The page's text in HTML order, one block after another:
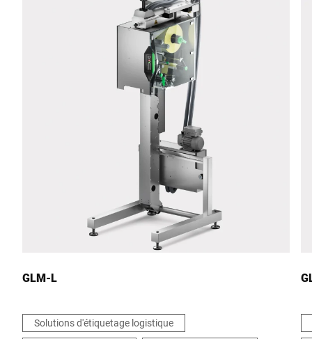
Votre demande *
GLM-L
Solutions d'étiquetage logistique